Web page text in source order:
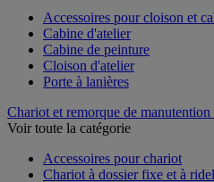
Accessoires pour cloison et
Cabine d'atelier
Cabine de peinture
Cloison d'atelier
Porte à lanières
Chariot et remorque de
Voir toute la catégorie
Accessoires pour chariot
Chariot à dossier fixe et à